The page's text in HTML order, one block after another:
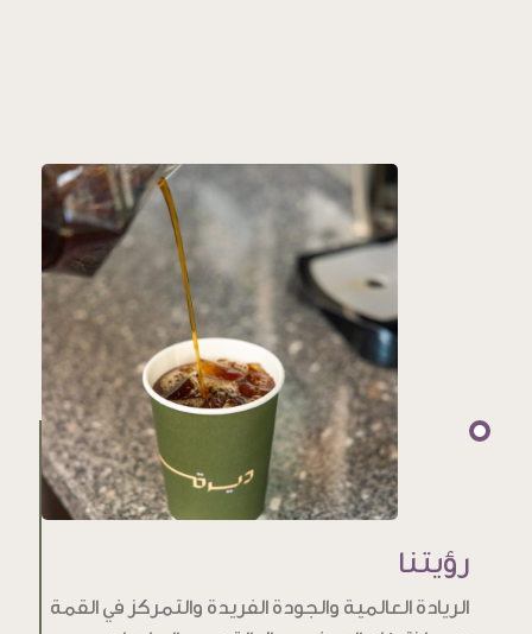
رؤيتنا
الريادة العالمية والجودة الفريدة والتمركز في القمة